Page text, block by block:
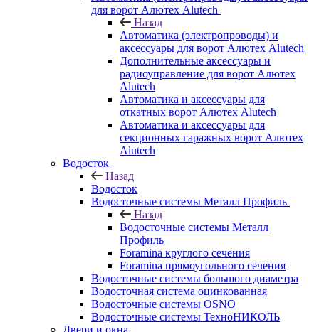
для ворот Алютех Alutech
Назад
Автоматика (электропроводы) и
аксессуары для ворот Алютех Alutech
Дополнительные аксессуары и
радиоуправление для ворот Алютех
Alutech
Автоматика и аксессуары для
откатных ворот Алютех Alutech
Автоматика и аксессуары для
секционных гаражных ворот Алютех
Alutech
Водосток
Назад
Водосток
Водосточные системы Металл Профиль
Назад
Водосточные системы Металл
Профиль
Foramina круглого сечения
Foramina прямоугольного сечения
Водосточные системы большого диаметра
Водосточная система оцинкованная
Водосточные системы OSNO
Водосточные системы ТехноНИКОЛЬ
Двери и окна